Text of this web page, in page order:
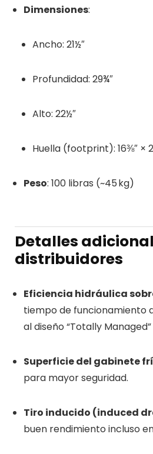
Dimensiones:
Ancho: 21½″
Profundidad: 29¾″
Alto: 22½″
Huella (footprint): 16⅜″ ×
Peso: 100 libras (~45 kg)
Detalles
distribuidores
Eficiencia hidráulica
tiempo de funcionamiento
al diseño “Totally
Superficie del gabinete
para mayor seguridad.
Tiro inducido (induced
buen rendimiento incluso